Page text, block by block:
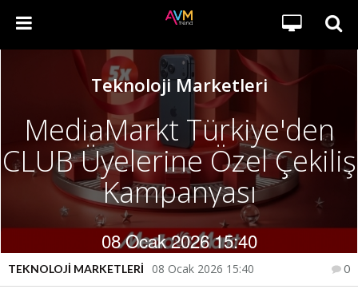
Teknoloji Marketleri
MediaMarkt Türkiye'den
CLUB Üyelerine Özel Çekiliş
Kampanyası
08 Ocak 2026 15:40
TEKNOLOJI MARKETLERI 08 Ocak 2026 15:40 0